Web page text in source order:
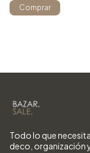
Comprar
Todo lo que
deco, organización